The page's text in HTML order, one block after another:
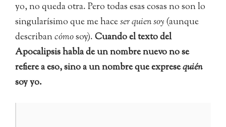
yo, no queda otra. Pero todas esas cosas no son lo
singularísimo que me haceser quien soy(aunque
describancómosoy).Cuando el texto del
Apocalipsis habla de un nombre nuevo no se
refiere a eso, sino a un nombre que expresequién
soy yo.